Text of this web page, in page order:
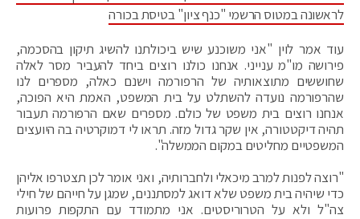
לראשונה במטוס הרשמי "כנף ציון" בטיסת בכורה
עוד אמר לוין "אני משוכנע שיש ביכולתנו להשיג תיקון בהסכמה,
פירושה מו"מ ענייני. אנחנו כולנו רוצים ביחד להעביר מסר לאלה
שחוששים מתוצאותיה של הרפורמה וישנם כאלה, מספרים לנו
שהרפורמה נועדה להשתלט על בית המשפט, האמת היא הפוכה,
אנחנו רוצים בית משפט של כולם. מספרים שאם הרפורמה תעבור
תהיה דיקטטורה, אין שקר גדול מזה. תראו לי דמוקרטיה בה היועצים
המשפטיים מחליטים במקום הממשלה".
"רוצה לפנות למרב מיכאלי ולחברותיה, ואני אומר לכן תצטרפו אליהן
כדי שיהיה בית משפט שלא דואג למסתננים, שמגן על חייהם של חילי
צה"ל ולא על הטרוריסטים. אני מתמודד עם התקפות פרועות